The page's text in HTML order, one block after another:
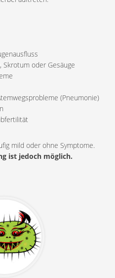
Skrotum oder Gesäuge
(Pneumonie)
mild oder ohne Symptome.
ist jedoch möglich.